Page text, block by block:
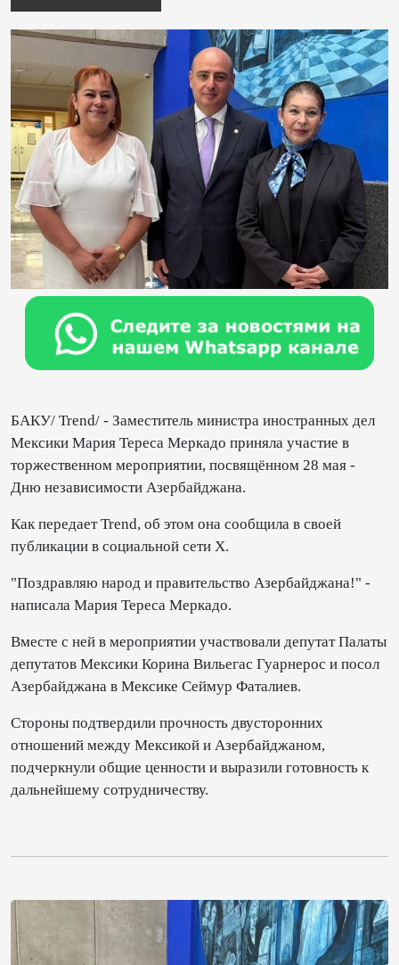
БАКУ/ Trend/ - Заместитель министра иностранных дел
Мексики Мария Тереса Меркадо приняла участие в
торжественном мероприятии, посвящённом 28 мая -
Дню независимости Азербайджана.
Как передает Trend, об этом она сообщила в своей
публикации в социальной сети X.
"Поздравляю народ и правительство Азербайджана!" -
написала Мария Тереса Меркадо.
Вместе с ней в мероприятии участвовали депутат Палаты
депутатов Мексики Корина Вильегас Гуарнерос и посол
Азербайджана в Мексике Сеймур Фаталиев.
Стороны подтвердили прочность двусторонних
отношений между Мексикой и Азербайджаном,
подчеркнули общие ценности и выразили готовность к
дальнейшему сотрудничеству.